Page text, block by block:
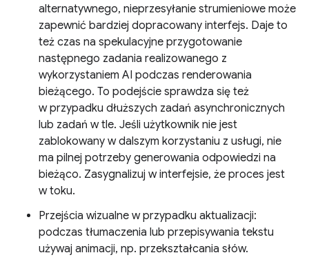
alternatywnego, nieprzesyłanie strumieniowe może
zapewnić bardziej dopracowany interfejs. Daje to
też czas na spekulacyjne przygotowanie
następnego zadania realizowanego z
wykorzystaniem AI podczas renderowania
bieżącego. To podejście sprawdza się też
w przypadku dłuższych zadań asynchronicznych
lub zadań w tle. Jeśli użytkownik nie jest
zablokowany w dalszym korzystaniu z usługi, nie
ma pilnej potrzeby generowania odpowiedzi na
bieżąco. Zasygnalizuj w interfejsie, że proces jest
w toku.
Przejścia wizualne w przypadku aktualizacji:
podczas tłumaczenia lub przepisywania tekstu
używaj animacji, np. przekształcania słów.